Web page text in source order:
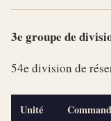
3e groupe de
54e division de
Unité